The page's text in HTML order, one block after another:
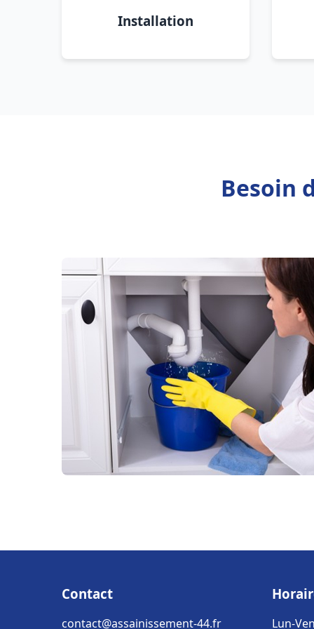
Installation
Besoin
Contact
contact@assainissement-44.fr Lun-